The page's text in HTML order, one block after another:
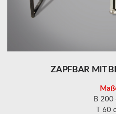
ZAPFBAR MIT
B 200
T 60